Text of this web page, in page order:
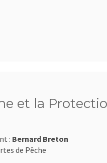
et la
: Bernard Breton
de Pêche